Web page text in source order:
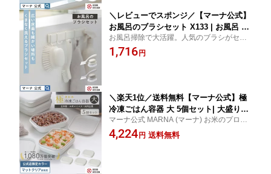
＼レビューでスポンジ／【マーナ公式】
お風呂のブラシセット X133 | お風呂 掃
除 床 浴槽 ブラシ ミニブラシ 凸凹 おし
ゃれ お風呂ブラシ タイル たわし 排水
お風呂掃除で大活躍。人気のブラシがセッ
トに
1,716 円
＼楽天1位／送料無料【マーナ公式】極
冷凍ごはん容器 大 5個セット| 大盛りサ
イズ 大容量 ご飯 冷凍 保存容器 冷凍ご
飯容器 お米 お弁当 洗いやすい ご飯冷
マーナ公式 MARNA (マーナ) お米のプロと
開発した、ご飯を美味しく保存できる容器
の大盛サイズの5個セット 【ごはん 冷凍 冷
4,224 円 送料無料